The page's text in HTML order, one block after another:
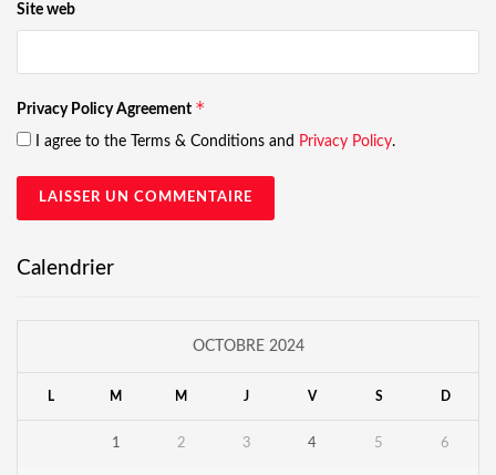
Site web
Privacy Policy Agreement *
I agree to the Terms & Conditions and Privacy Policy.
Calendrier
OCTOBRE 2024
L M M J V S D
1 2 3 4 5 6